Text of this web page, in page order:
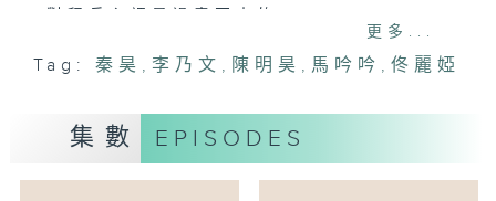
更多...
Tag: 秦昊 , 李乃文 , 陳明昊 , 馬吟吟 ,佟麗婭
集數 EPISODES